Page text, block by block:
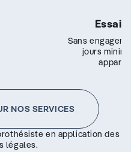
Essai
Sans
jours
NOS SERVICES
en application des
légales.